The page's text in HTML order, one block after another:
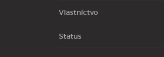
Vlastníctvo
Status